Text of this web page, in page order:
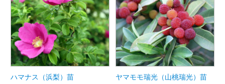
ハマナス（浜梨）苗
ヤマモモ瑞光（山桃瑞光）苗